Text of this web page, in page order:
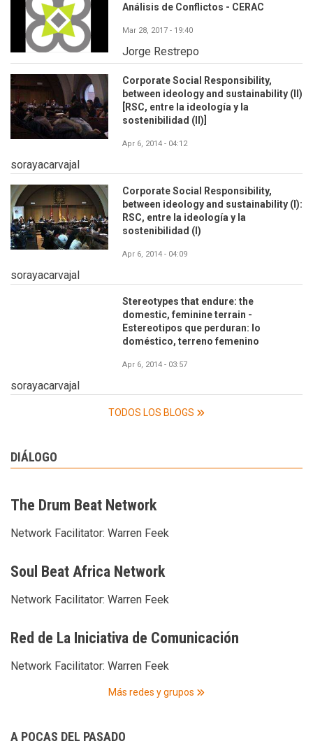
Análisis de Conflictos - CERAC
Mar 28, 2017 - 19:40
Jorge Restrepo
Corporate Social Responsibility,
between ideology and sustainability (II)
[RSC, entre la ideología y la
sostenibilidad (II)]
Apr 6, 2014 - 04:12
sorayacarvajal
Corporate Social Responsibility,
between ideology and sustainability (I):
RSC, entre la ideología y la
sostenibilidad (I)
Apr 6, 2014 - 04:09
sorayacarvajal
Stereotypes that endure: the
domestic, feminine terrain -
Estereotipos que perduran: lo
doméstico, terreno femenino
Apr 6, 2014 - 03:57
sorayacarvajal
TODOS LOS BLOGS
DIÁLOGO
The Drum Beat Network
Network Facilitator: Warren Feek
Soul Beat Africa Network
Network Facilitator: Warren Feek
Red de La Iniciativa de Comunicación
Network Facilitator: Warren Feek
Más redes y grupos
A POCAS DEL PASADO